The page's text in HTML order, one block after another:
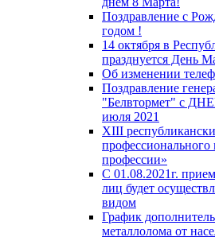
Поздравление с
годом !
14 октября в
празднуется День
Об изменении
Поздравление
"Белвтормет" с
июля 2021
XIII
профессии»
С 01.08.2021г.
лиц будет
видом
График
металлолома от